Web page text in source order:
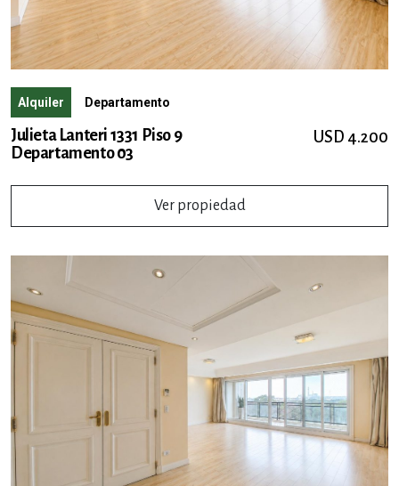
Alquiler Departamento
Julieta Lanteri 1331 Piso 9
Departamento 03
USD 4.200
Ver propiedad